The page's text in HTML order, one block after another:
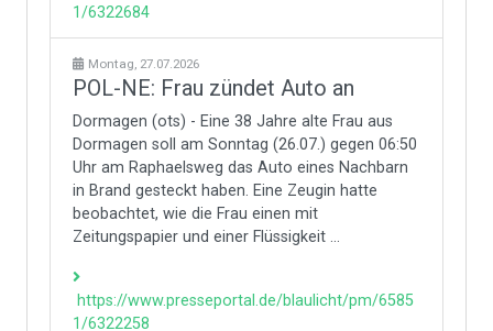
1/6322684
Montag, 27.07.2026
POL-NE: Frau zündet Auto an
Dormagen (ots) - Eine 38 Jahre alte Frau aus
Dormagen soll am Sonntag (26.07.) gegen 06:50
Uhr am Raphaelsweg das Auto eines Nachbarn
in Brand gesteckt haben. Eine Zeugin hatte
beobachtet, wie die Frau einen mit
Zeitungspapier und einer Flüssigkeit ...
https://www.presseportal.de/blaulicht/pm/6585
1/6322258